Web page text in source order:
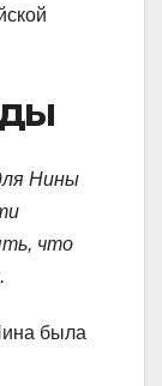
Нины
что
была